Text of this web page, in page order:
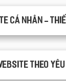
cá nhân -
theo